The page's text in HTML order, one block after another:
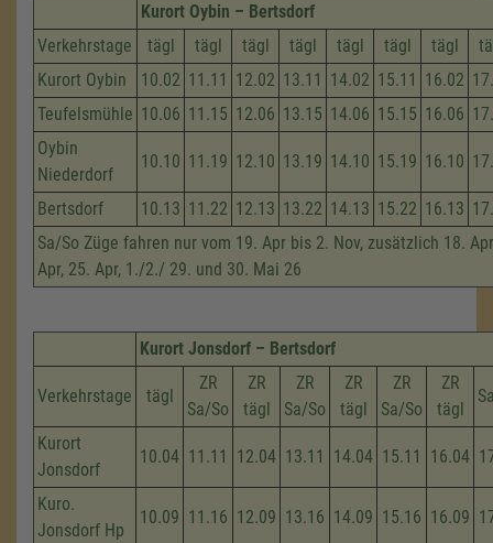
Kurort Oybin – Bertsdorf
Verkehrstage
tägl tägl tägl tägl tägl tägl tägl
Kurort Oybin
10.02 11.11 12.02 13.11 14.02 15.11 16.02
Teufelsmühle 10.06 11.15 12.06 13.15 14.06 15.15 16.06
Oybin
Niederdorf
10.10 11.19 12.10 13.19 14.10 15.19 16.10
Bertsdorf 10.13 11.22 12.13 13.22 14.13 15.22 16.13
Sa/So Züge fahren nur vom 19. Apr bis 2. Nov, zusätzlich 18.
Apr, 25. Apr, 1./2./ 29. und 30. Mai 26
Kurort Jonsdorf – Bertsdorf
Verkehrstage tägl
ZR
Sa/So
ZR
tägl
ZR
Sa/So
ZR
tägl
ZR
Sa/So
ZR
tägl
Kurort
Jonsdorf
10.04 11.11 12.04 13.11 14.04 15.11 16.04
Kuro.
Jonsdorf Hp
10.09 11.16 12.09 13.16 14.09 15.16 16.09